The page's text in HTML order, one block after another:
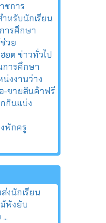
ชการ
หรับนักเรียน
ารศึกษา
วย
อต ข่าวทั่วไป
ารศึกษา
งงานว่าง
-ขายสินค้าฟรี
กินแบ่ง
พักครู